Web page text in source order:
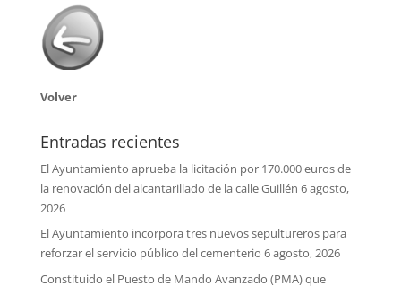
Volver
Entradas recientes
El Ayuntamiento aprueba la licitación por 170.000 euros de
la renovación del alcantarillado de la calle Guillén 6 agosto,
2026
El Ayuntamiento incorpora tres nuevos sepultureros para
reforzar el servicio público del cementerio 6 agosto, 2026
Constituido el Puesto de Mando Avanzado (PMA) que